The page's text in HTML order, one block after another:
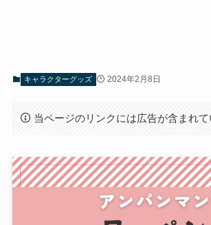
キャラクターグッズ 2024年2月8日
当ページのリンクには広告が含まれて